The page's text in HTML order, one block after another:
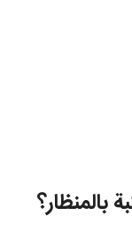
بالمنظار؟